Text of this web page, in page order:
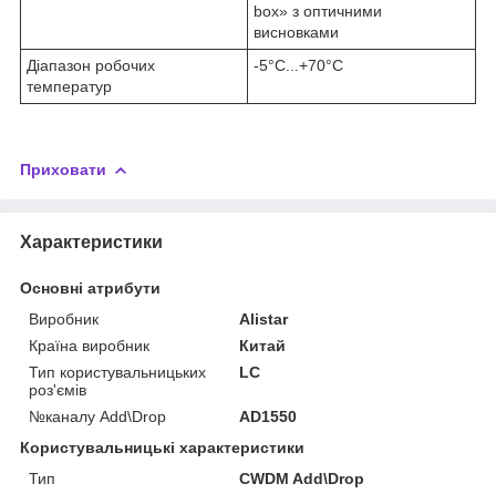
box» з оптичними
висновками
Діапазон робочих
температур
-5°C...+70°C
Приховати
Характеристики
Основні атрибути
Виробник
Alistar
Країна виробник
Китай
Тип користувальницьких
роз'ємів
LC
№каналу Add\Drop
AD1550
Користувальницькі характеристики
Тип
CWDM Add\Drop